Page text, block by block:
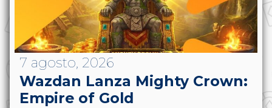
7 agosto, 2026
Wazdan Lanza Mighty Crown:
Empire of Gold